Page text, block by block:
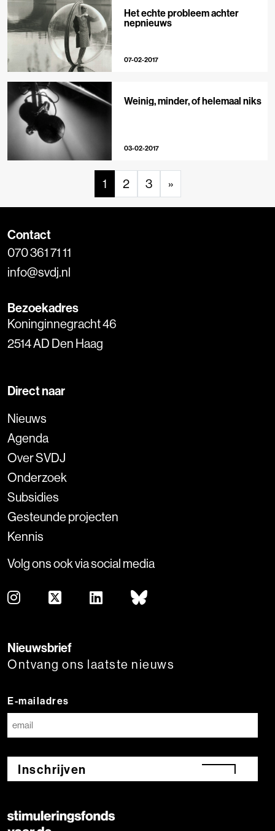
Het echte probleem achter
nepnieuws
07-02-2017
Weinig, minder, of helemaal niks
03-02-2017
1 2 3 »
Contact
070 361 71 11
info@svdj.nl
Bezoekadres
Koninginnegracht 46
2514 AD Den Haag
Direct naar
Nieuws
Agenda
Over SVDJ
Onderzoek
Subsidies
Gesteunde projecten
Kennis
Volg ons ook via social media
Nieuwsbrief
Ontvang ons laatste nieuws
E-mailadres
Inschrijven